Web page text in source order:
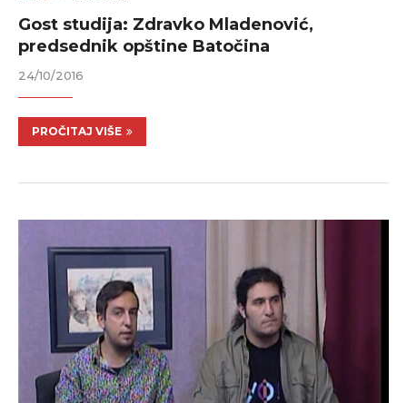
Gost studija: Zdravko Mladenović,
predsednik opštine Batočina
24/10/2016
PROČITAJ VIŠE